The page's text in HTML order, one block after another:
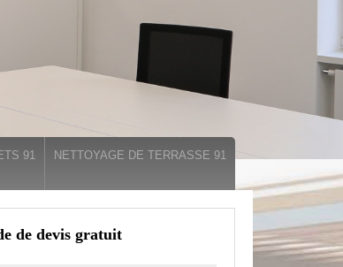
91 NETTOYAGE DE TERRASSE 91
de devis gratuit